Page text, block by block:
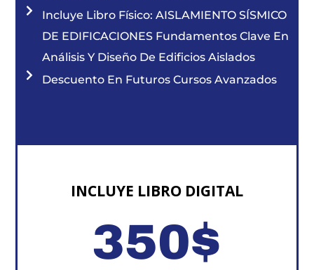
Incluye Libro Físico: AISLAMIENTO SÍSMICO
DE EDIFICACIONES Fundamentos Clave En
Análisis Y Diseño De Edificios Aislados
Descuento En Futuros Cursos Avanzados
INCLUYE LIBRO DIGITAL
350$